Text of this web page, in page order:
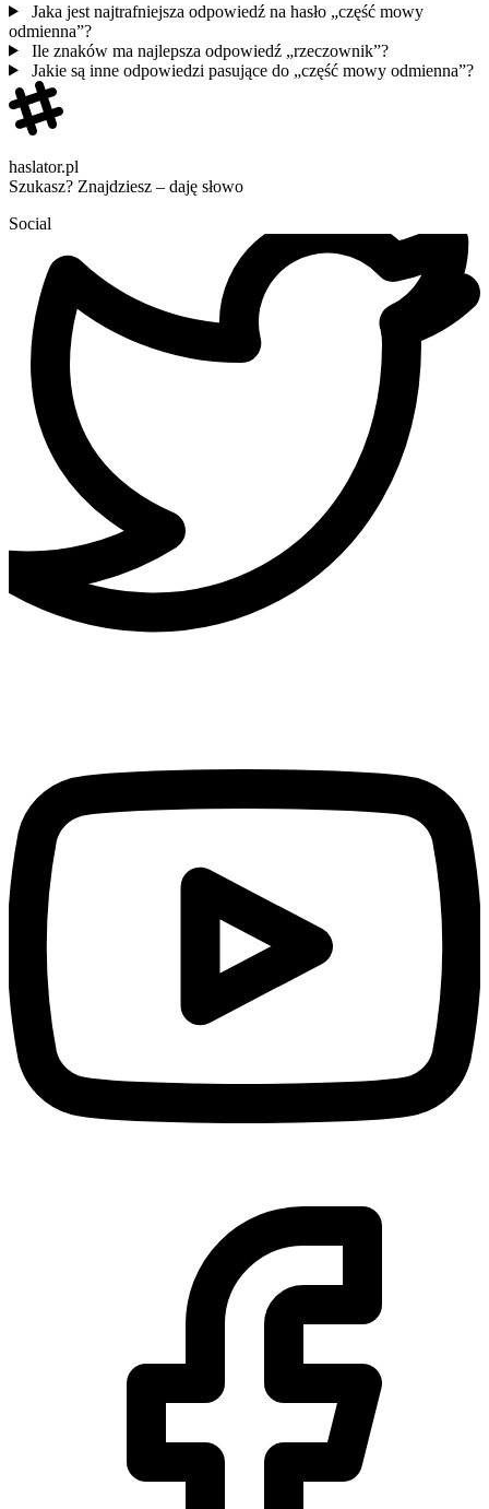
Jaka jest najtrafniejsza odpowiedź na hasło „część mowy
odmienna”?
Ile znaków ma najlepsza odpowiedź „rzeczownik”?
Jakie są inne odpowiedzi pasujące do „część mowy odmienna”?
haslator.pl
Szukasz? Znajdziesz – daję słowo
Social